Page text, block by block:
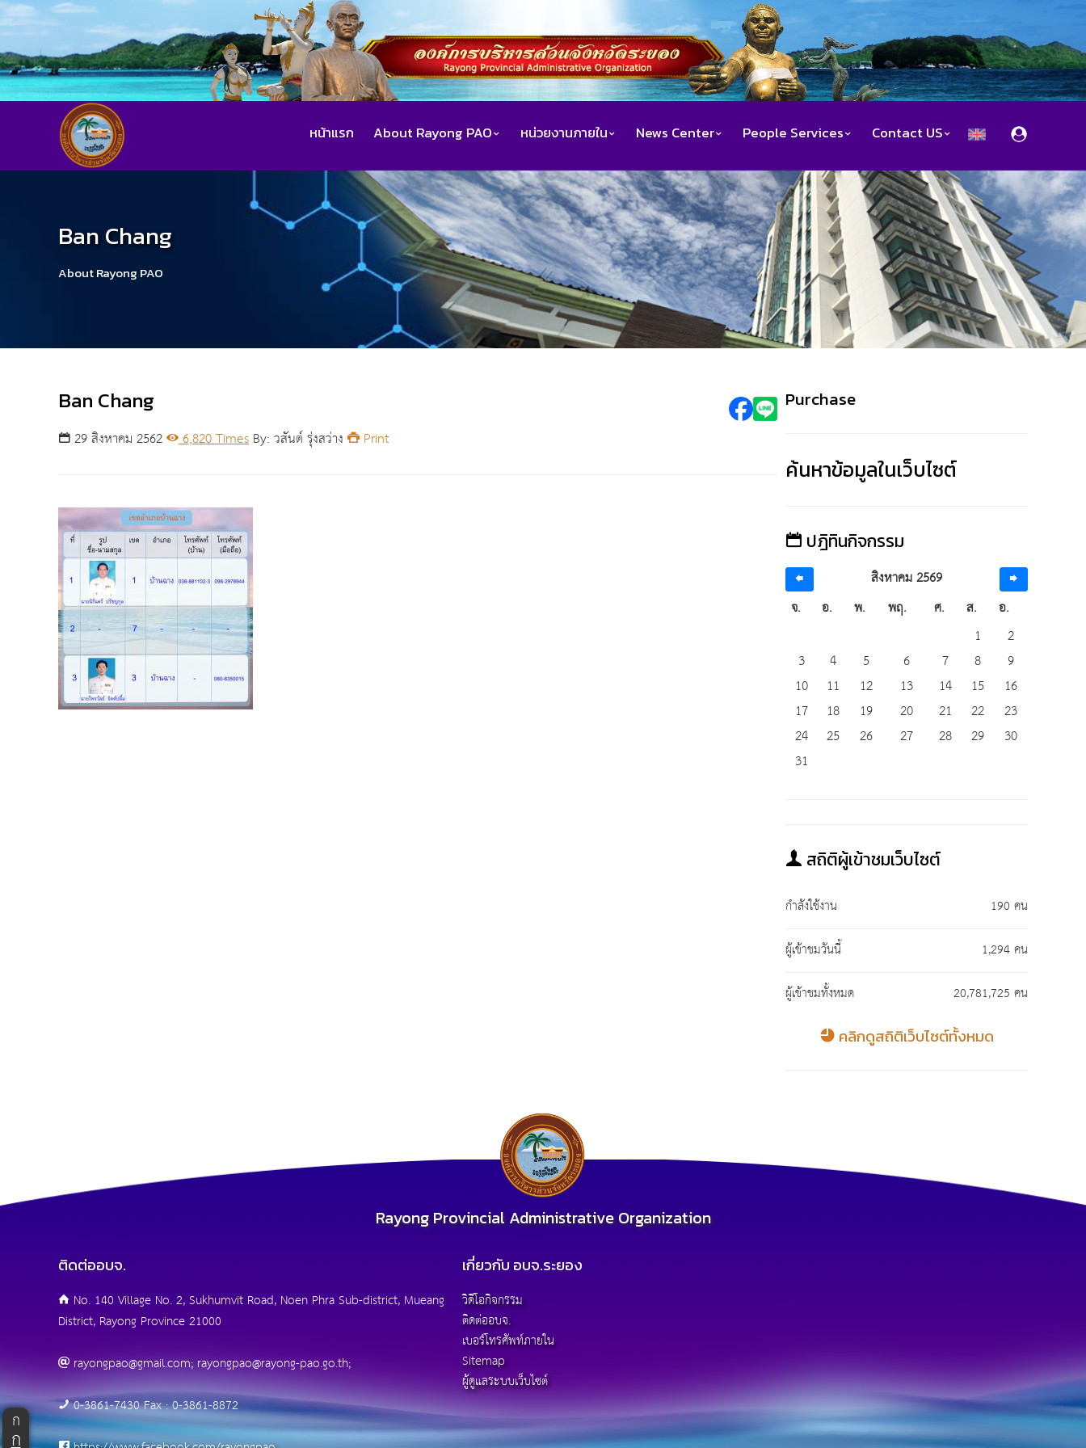
หน้าแรก About Rayong PAO หน่วยงานภายใน News Center People Services Contact US
Ban Chang
About Rayong PAO
Ban Chang
29 สิงหาคม 2562 6,820 Times By: วสันต์ รุ่งสว่าง Print
Purchase
ค้นหาข้อมูลในเว็บไซต์
ปฎิทินกิจกรรม
สิงหาคม 2569
จ.
อ. พ. พฤ. ศ. ส.
อ.
1
2
3
4 5 6 7 8
9
10
11 12 13 14 15
16
17
18 19 20 21 22
23
24
25 26 27 28 29
30
31
สถิติผู้เข้าชมเว็บไซต์
กำลังใช้งาน
190 คน
ผู้เข้าชมวันนี้
1,294 คน
ผู้เข้าชมทั้งหมด
20,781,725 คน
คลิกดูสถิติเว็บไซต์ทั้งหมด
Rayong Provincial Administrative Organization
ติดต่ออบจ.
No. 140 Village No. 2, Sukhumvit Road, Noen Phra Sub-district, Mueang
District, Rayong Province 21000
rayongpao@gmail.com; rayongpao@rayong-pao.go.th;
0-3861-7430 Fax : 0-3861-8872
เกี่ยวกับ อบจ.ระยอง
วิดีโอกิจกรรม
ติดต่ออบจ.
เบอร์โทรศัพท์ภายใน
Sitemap
ผู้ดูแลระบบเว็บไซต์
ก
ก